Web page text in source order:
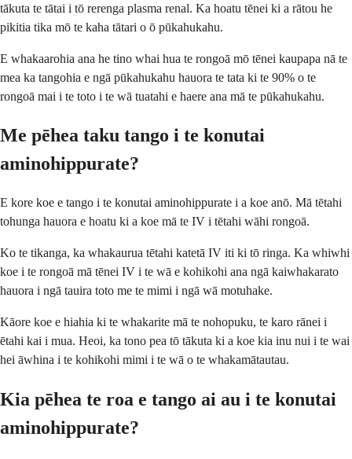
tākuta te tātai i tō rerenga plasma renal. Ka hoatu tēnei ki a rātou he
pikitia tika mō te kaha tātari o ō pūkahukahu.
E whakaarohia ana he tino whai hua te rongoā mō tēnei kaupapa nā te
mea ka tangohia e ngā pūkahukahu hauora te tata ki te 90% o te
rongoā mai i te toto i te wā tuatahi e haere ana mā te pūkahukahu.
Me pēhea taku tango i te konutai
aminohippurate?
E kore koe e tango i te konutai aminohippurate i a koe anō. Mā tētahi
tohunga hauora e hoatu ki a koe mā te IV i tētahi wāhi rongoā.
Ko te tikanga, ka whakaurua tētahi katetā IV iti ki tō ringa. Ka whiwhi
koe i te rongoā mā tēnei IV i te wā e kohikohi ana ngā kaiwhakarato
hauora i ngā tauira toto me te mimi i ngā wā motuhake.
Kāore koe e hiahia ki te whakarite mā te nohopuku, te karo rānei i
ētahi kai i mua. Heoi, ka tono pea tō tākuta ki a koe kia inu nui i te wai
hei āwhina i te kohikohi mimi i te wā o te whakamātautau.
Kia pēhea te roa e tango ai au i te konutai
aminohippurate?